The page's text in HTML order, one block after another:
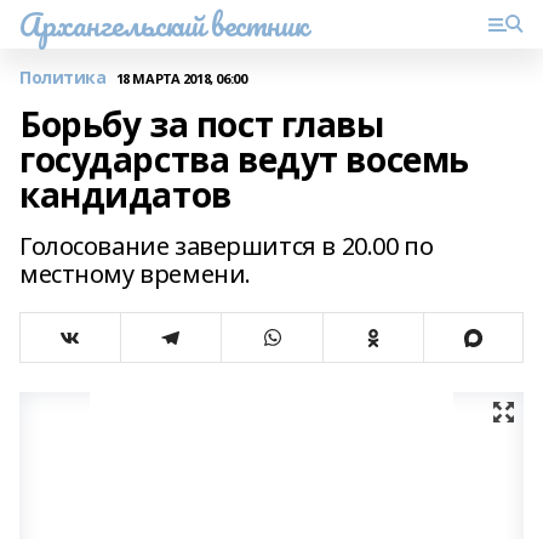
Архангельский вестник
Политика 18 МАРТА 2018, 06:00
Борьбу за пост главы
государства ведут восемь
кандидатов
Голосование завершится в 20.00 по
местному времени.